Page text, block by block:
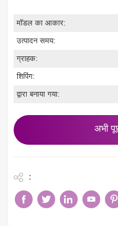
मॉडल का आकार:
उत्पादन समय:
ग्राहक:
शिपिंग:
द्वारा बनाया गया:
अभी
: